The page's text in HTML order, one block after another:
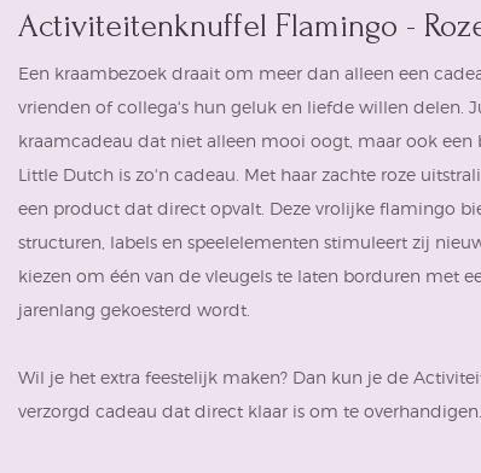
Activiteitenknuffel Flamingo -
Een kraambezoek draait om meer dan alleen een
vrienden of collega's hun geluk en liefde willen delen.
kraamcadeau dat niet alleen mooi oogt, maar ook
Little Dutch is zo'n cadeau. Met haar zachte roze
een product dat direct opvalt. Deze vrolijke flamingo
structuren, labels en speelelementen stimuleert zij
kiezen om één van de vleugels te laten borduren met
jarenlang gekoesterd wordt.
Wil je het extra feestelijk maken? Dan kun je de
verzorgd cadeau dat direct klaar is om te overhandigen.